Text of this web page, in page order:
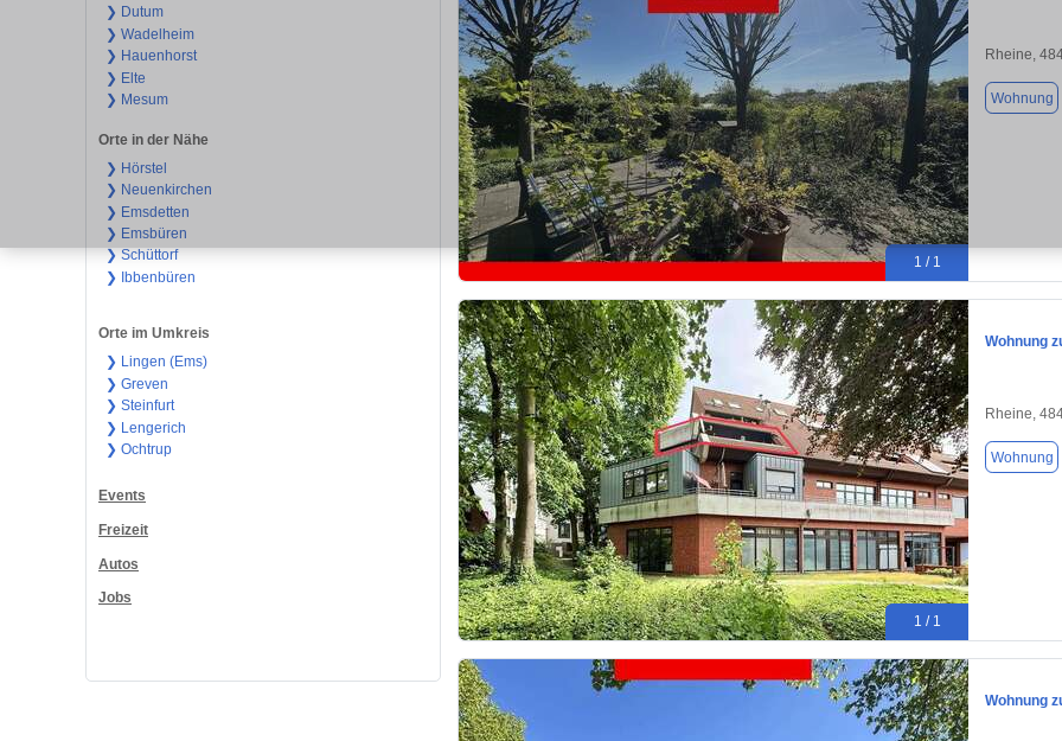
❯ Dutum
❯ Wadelheim
❯ Hauenhorst
❯ Elte
❯ Mesum
Orte in der Nähe
❯ Hörstel
❯ Neuenkirchen
❯ Emsdetten
❯ Emsbüren
❯ Schüttorf
❯ Ibbenbüren
Orte im Umkreis
❯ Lingen (Ems)
❯ Greven
❯ Steinfurt
❯ Lengerich
❯ Ochtrup
Events
Freizeit
Autos
Jobs
1 / 1
Rheine,
Wohnung
1 / 1
Wohnung
Rheine,
Wohnung
Wohnung